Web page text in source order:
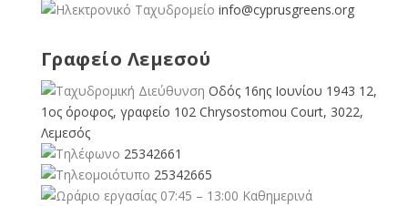
info@cyprusgreens.org
Γραφείο Λεμεσού
Οδός 16ης Ιουνίου 1943 12,
1ος όροφος, γραφείο 102 Chrysostomou Court, 3022,
Λεμεσός
25342661
25342665
07:45 – 13:00 Καθημερινά